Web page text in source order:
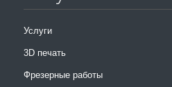
Услуги
3D печать
Фрезерные работы